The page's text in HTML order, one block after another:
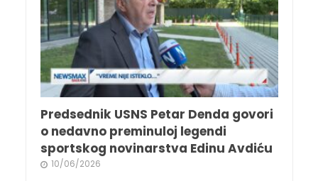
Predsednik USNS Petar Denda govori
o nedavno preminuloj legendi
sportskog novinarstva Edinu Avdiću
10/06/2026